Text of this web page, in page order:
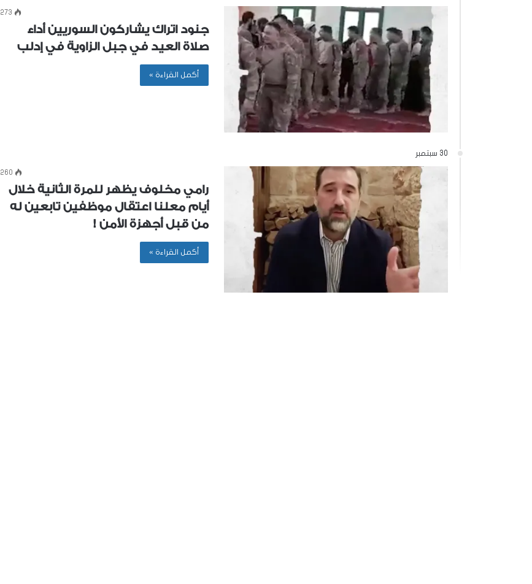
273
جنود اتراك يشاركون السوريين أداء
صلاة العيد في جبل الزاوية في إدلب
أكمل القراءة »
30 سبتمبر
260
رامي مخلوف يظهر للمرة الثانية خلال
أيام معلنا اعتقال موظفين تابعين له
من قبل أجهزة الأمن !
أكمل القراءة »